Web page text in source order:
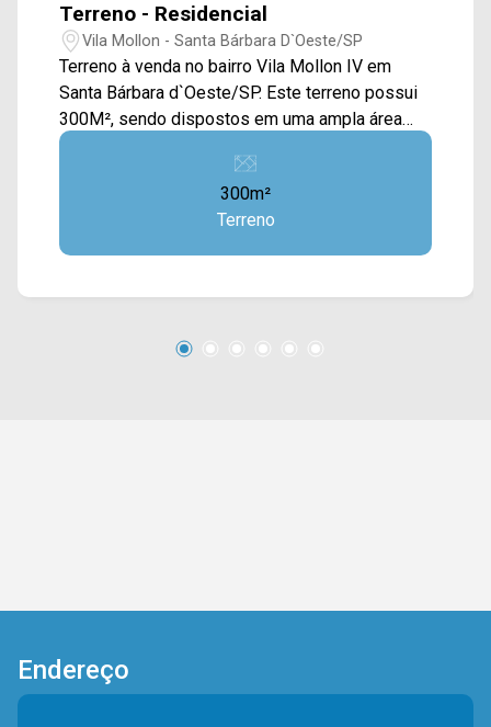
Terreno - Residencial
Vila Mollon - Santa Bárbara D`Oeste/SP
Terreno à venda no bairro Vila Mollon IV em
Santa Bárbara d`Oeste/SP. Este terreno possui
300M², sendo dispostos em uma ampla área
plana e com calçada, estando ao lado da
de Oliveira, Av. Iacanga, Av. Giaconda Cibin e
Rod. Luiz de Queiroz. Esta região conta com
restaurantes Dona Maria e Sonabrasa, campo de
escola Neuza Maria Nazatto. Entre em contato
visita!! WhatsApp e Telefone: (19) 3475-4546
300m²
Terreno
Endereço